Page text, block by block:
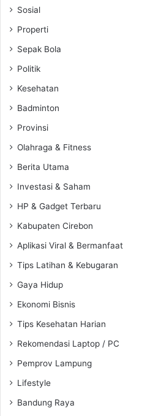
Sosial
Properti
Sepak Bola
Politik
Kesehatan
Badminton
Provinsi
Olahraga & Fitness
Berita Utama
Investasi & Saham
HP & Gadget Terbaru
Kabupaten Cirebon
Aplikasi Viral & Bermanfaat
Tips Latihan & Kebugaran
Gaya Hidup
Ekonomi Bisnis
Tips Kesehatan Harian
Rekomendasi Laptop / PC
Pemprov Lampung
Lifestyle
Bandung Raya